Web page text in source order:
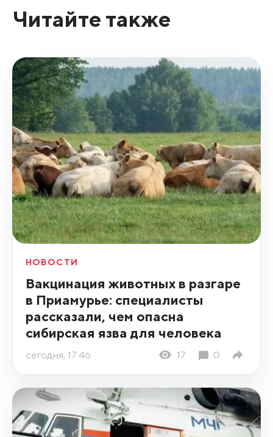
Читайте также
НОВОСТИ
Вакцинация животных в разгаре
в Приамурье: специалисты
рассказали, чем опасна
сибирская язва для человека
сегодня, 17:46 17 0